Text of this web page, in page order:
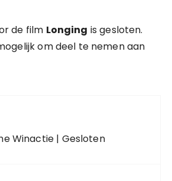
de film Longing is gesloten.
om deel te nemen aan
Winactie | Gesloten